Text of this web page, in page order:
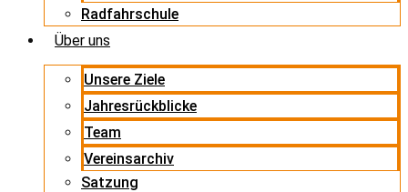
Radfahrschule
Über uns
Unsere Ziele
Jahresrückblicke
Team
Vereinsarchiv
Satzung